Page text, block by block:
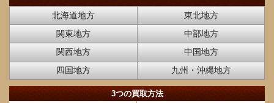
北海道地方
東北地方
関東地方
中部地方
関西地方
中国地方
四国地方
九州・沖縄地方
3つの買取方法